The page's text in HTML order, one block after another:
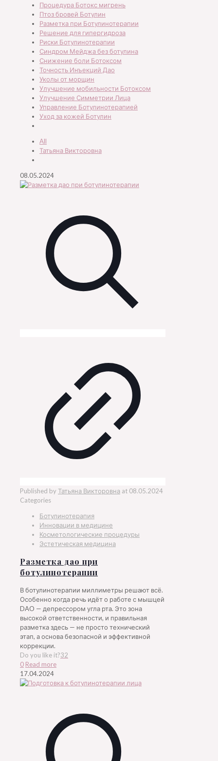
Процедура Ботокс мигрень
Птоз бровей Ботулин
Разметка при Ботулинотерапии
Решение для гипергидроза
Риски Ботулинотерапии
Синдром Мейджа без ботулина
Снижение боли Ботоксом
Точность Инъекций Дао
Уколы от морщин
Улучшение мобильности Ботоксом
Улучшение Симметрии Лица
Управление Ботулинотерапией
Уход за кожей Ботулин
All
Татьяна Викторовна
08.05.2024
Published by Татьяна Викторовна at 08.05.2024
Categories
Ботулинотерапия
Инновации в медицине
Косметологические процедуры
Эстетическая медицина
Разметка дао при
ботулинотерапии
В ботулинотерапии миллиметры решают всё.
Особенно когда речь идёт о работе с мышцей
DAO — депрессором угла рта. Это зона
высокой ответственности, и правильная
разметка здесь — не просто технический
этап, а основа безопасной и эффективной
коррекции.
Do you like it?32
0 Read more
17.04.2024